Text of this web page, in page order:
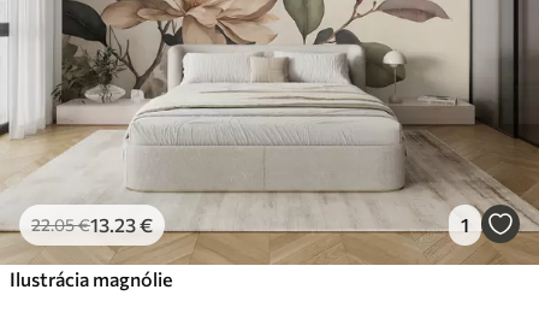
22.05€13.23€ 1
Ilustrácia magnólie